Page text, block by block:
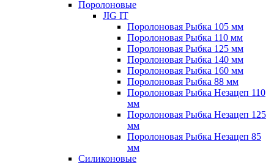
Поролоновые
JIG IT
Поролоновая Рыбка 105 мм
Поролоновая Рыбка 110 мм
Поролоновая Рыбка 125 мм
Поролоновая Рыбка 140 мм
Поролоновая Рыбка 160 мм
Поролоновая Рыбка 88 мм
Поролоновая Рыбка Незацеп 110
мм
Поролоновая Рыбка Незацеп 125
мм
Поролоновая Рыбка Незацеп 85
мм
Силиконовые